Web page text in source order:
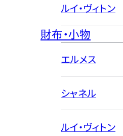
ルイ・ヴィトン
財布・小物
エルメス
シャネル
ルイ・ヴィトン